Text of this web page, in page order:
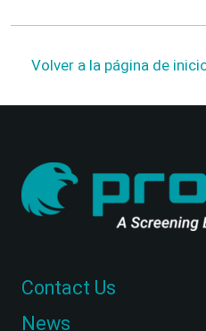
Volver a la página de
Contact Us
News